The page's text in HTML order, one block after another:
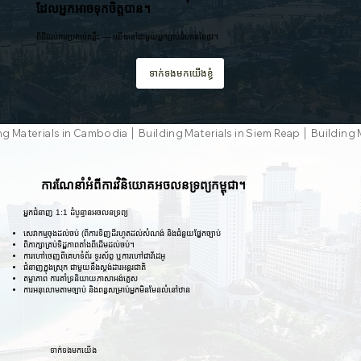
ដែលអ្នកអាចទុកចិត្តបាន។
ពីដីដល់ការប្រគល់គន្លឹះ — យើងនៅជាមួយអ្នកគ្រប់ជំហាននៃផ្លូវ។
ទាក់ទងមកយើងខ្ញុំ
Materials in Cambodia │ Building Materials in Siem Reap │
ការណែនាំអំពីការវិនិយោគអចលនទ្រព្យកម្ពុជា។
អ្នកជំនាញ 1:1 ដំបូន្មានអចលនទ្រព្យ
សេវាកម្មចុងដល់ចប់ (ពីការទិញដីរហូតដល់សំណង់ និងជំនួយផ្នែកច្បាប់
ពិភាក្សាគ្រប់ទិដ្ឋភាពតាំងពីដើមដល់ចប់។
ការហៅចេញពីគេហទំព័រ ទូរស័ព្ទ ឬការហៅជាវីដេអូ
ជំនាញក្នុងស្រុក ជាមួយនឹងស្តង់ដារអន្តរជាតិ
តម្លាភាព ការគាំទ្រនិយាយភាសាអង់គ្លេស
ការអនុលោមតាមច្បាប់ និងពន្ធសម្រាប់អ្នកមិនមែនលំនៅឋាន
ទាក់ទងមកយើង